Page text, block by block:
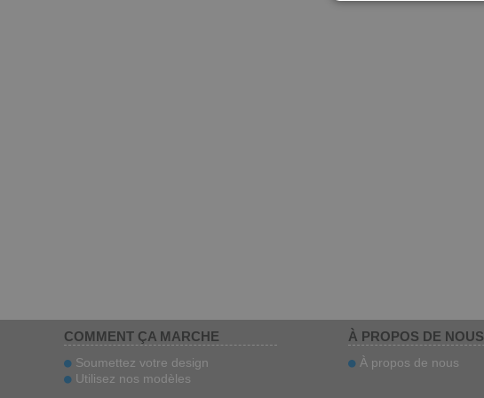
COMMENT ÇA MARCHE
Soumettez votre design
Utilisez nos modèles
À PROPOS DE NOUS
À propos de nous